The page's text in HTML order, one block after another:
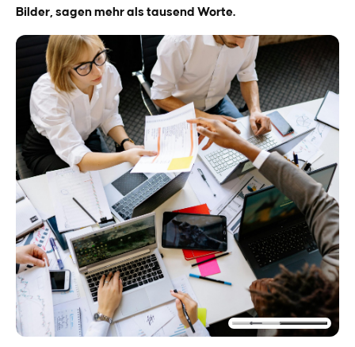
Was Sie mitnehmen, ist nicht nur Wissen – sondern spürbare
Veränderung in Haltung und Handeln.
Bilder, sagen mehr als tausend Worte.